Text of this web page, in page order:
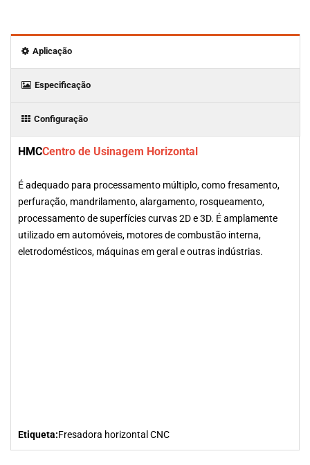
Aplicação
Especificação
Configuração
HMCCentro de Usinagem Horizontal
É adequado para processamento múltiplo, como fresamento,
perfuração, mandrilamento, alargamento, rosqueamento,
processamento de superfícies curvas 2D e 3D. É amplamente
utilizado em automóveis, motores de combustão interna,
eletrodomésticos, máquinas em geral e outras indústrias.
Etiqueta:Fresadora horizontal CNC